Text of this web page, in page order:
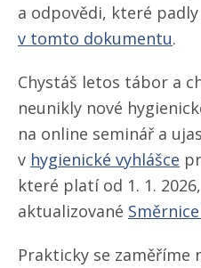
a odpovědi, které
v tomto dokumentu.
Chystáš letos tábor a
neunikly nové
na online seminář a
v hygienické vyhlášce
které platí od 1. 1.
aktualizované
Prakticky se zaměříme